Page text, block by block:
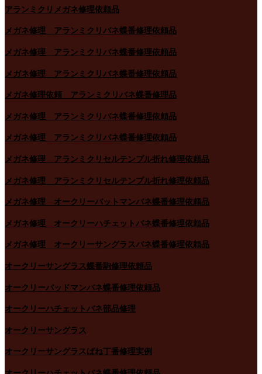
アランミクリメガネ修理依頼品
メガネ修理 アランミクリバネ蝶番修理依頼品
メガネ修理 アランミクリバネ蝶番修理依頼品
メガネ修理 アランミクリバネ蝶番修理依頼品
メガネ修理依頼 アランミクリバネ蝶番修理品
メガネ修理 アランミクリバネ蝶番修理依頼品
メガネ修理 アランミクリバネ蝶番修理依頼品
メガネ修理 アランミクリセルテンプル折れ修理依頼品
メガネ修理 アランミクリセルテンプル折れ修理依頼品
メガネ修理 オークリーバットマンバネ蝶番修理依頼品
メガネ修理 オークリーハチェットバネ蝶番修理依頼品
メガネ修理 オークリーサングラスバネ蝶番修理依頼品
オークリーサングラス蝶番駒修理依頼品
オークリーバッドマンバネ蝶番修理依頼品
オークリーハチェットバネ部品修理
オークリーサングラス
オークリーサングラスばね丁番修理実例